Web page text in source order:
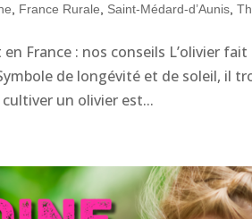
France Rurale Saint-Médard-d’Aunis ,
France : nos conseils L’olivier
de longévité et de soleil, il
un olivier est...